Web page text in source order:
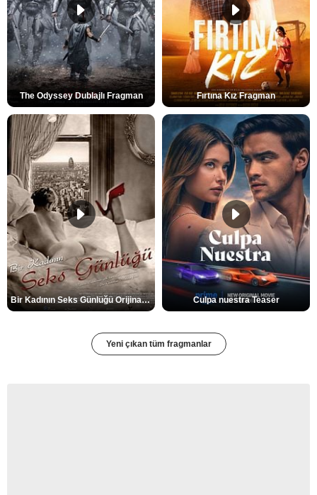
The Odyssey Dublajlı Fragman Fırtına Kız Fragman
Bir Kadının Seks Günlüğü Orijinal Fragman Culpa nuestra Teaser
Yeni çıkan tüm fragmanlar